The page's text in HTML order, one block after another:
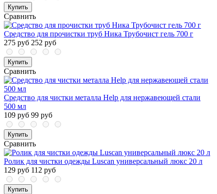
Купить
Сравнить
Средство для прочистки труб Ника Трубочист гель 700 г
275 руб 252 руб
Купить
Сравнить
Средство для чистки металла Help для нержавеющей стали
500 мл
109 руб 99 руб
Купить
Сравнить
Ролик для чистки одежды Luscan универсальный люкс 20 л
129 руб 112 руб
Купить